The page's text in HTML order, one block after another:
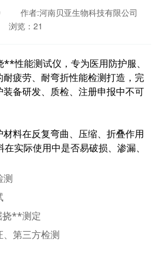
作者:河南贝亚生物科技有限公司
浏览： 21
**性能测试仪，专为医用防护服、
疲劳、耐弯折性能检测打造，完
备研发、质检、注册申报中不可
料在反复弯曲、压缩、折叠作用
实际使用中是否易破损、渗漏、
测
挠**测定
第三方检测